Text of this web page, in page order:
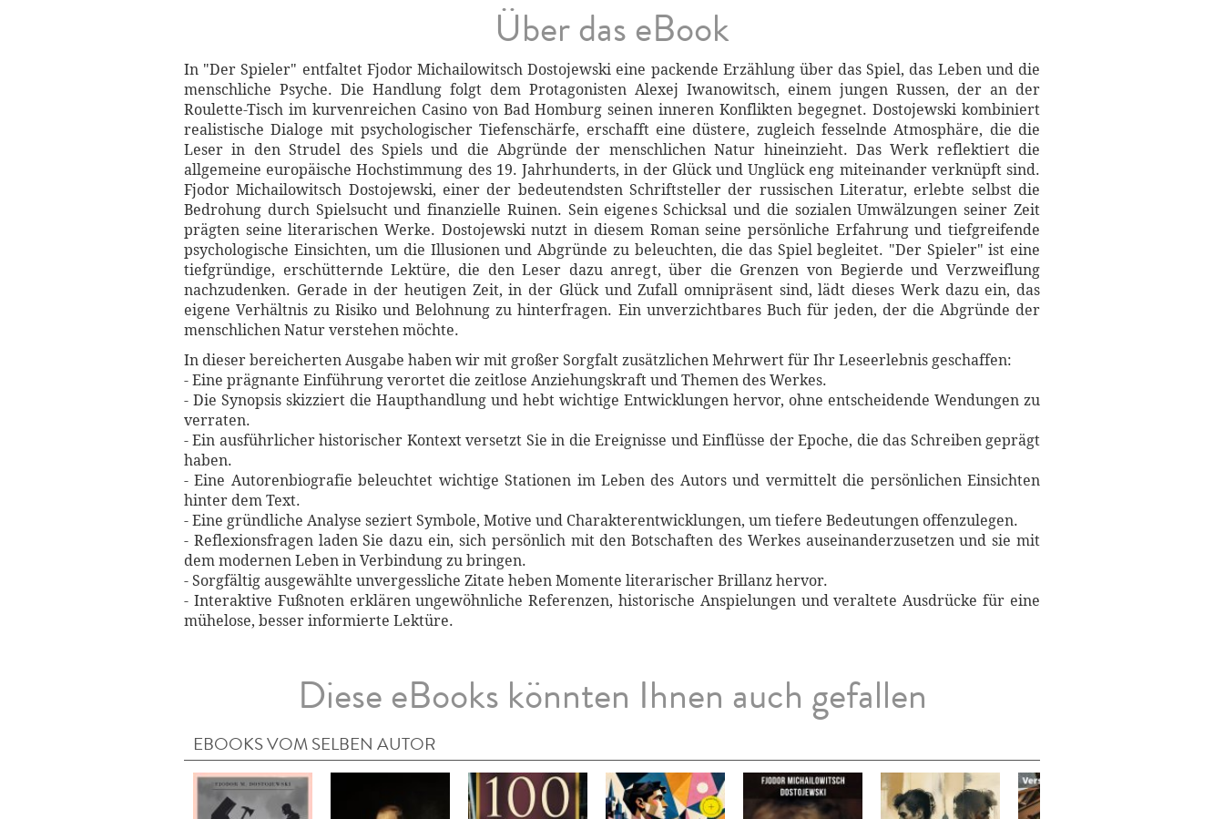
Über das eBook
In "Der Spieler" entfaltet Fjodor Michailowitsch Dostojewski eine packende Erzählung über das Spiel, das Leben und die
menschliche Psyche. Die Handlung folgt dem Protagonisten Alexej Iwanowitsch, einem jungen Russen, der an der
Roulette-Tisch im kurvenreichen Casino von Bad Homburg seinen inneren Konflikten begegnet. Dostojewski kombiniert
realistische Dialoge mit psychologischer Tiefenschärfe, erschafft eine düstere, zugleich fesselnde Atmosphäre, die die
Leser in den Strudel des Spiels und die Abgründe der menschlichen Natur hineinzieht. Das Werk reflektiert die
allgemeine europäische Hochstimmung des 19. Jahrhunderts, in der Glück und Unglück eng miteinander verknüpft sind.
Fjodor Michailowitsch Dostojewski, einer der bedeutendsten Schriftsteller der russischen Literatur, erlebte selbst die
Bedrohung durch Spielsucht und finanzielle Ruinen. Sein eigenes Schicksal und die sozialen Umwälzungen seiner Zeit
prägten seine literarischen Werke. Dostojewski nutzt in diesem Roman seine persönliche Erfahrung und tiefgreifende
psychologische Einsichten, um die Illusionen und Abgründe zu beleuchten, die das Spiel begleitet. "Der Spieler" ist eine
tiefgründige, erschütternde Lektüre, die den Leser dazu anregt, über die Grenzen von Begierde und Verzweiflung
nachzudenken. Gerade in der heutigen Zeit, in der Glück und Zufall omnipräsent sind, lädt dieses Werk dazu ein, das
eigene Verhältnis zu Risiko und Belohnung zu hinterfragen. Ein unverzichtbares Buch für jeden, der die Abgründe der
menschlichen Natur verstehen möchte.
In dieser bereicherten Ausgabe haben wir mit großer Sorgfalt zusätzlichen Mehrwert für Ihr Leseerlebnis geschaffen:
- Eine prägnante Einführung verortet die zeitlose Anziehungskraft und Themen des Werkes.
- Die Synopsis skizziert die Haupthandlung und hebt wichtige Entwicklungen hervor, ohne entscheidende Wendungen zu
verraten.
- Ein ausführlicher historischer Kontext versetzt Sie in die Ereignisse und Einflüsse der Epoche, die das Schreiben geprägt
haben.
- Eine Autorenbiografie beleuchtet wichtige Stationen im Leben des Autors und vermittelt die persönlichen Einsichten
hinter dem Text.
- Eine gründliche Analyse seziert Symbole, Motive und Charakterentwicklungen, um tiefere Bedeutungen offenzulegen.
- Reflexionsfragen laden Sie dazu ein, sich persönlich mit den Botschaften des Werkes auseinanderzusetzen und sie mit
dem modernen Leben in Verbindung zu bringen.
- Sorgfältig ausgewählte unvergessliche Zitate heben Momente literarischer Brillanz hervor.
- Interaktive Fußnoten erklären ungewöhnliche Referenzen, historische Anspielungen und veraltete Ausdrücke für eine
mühelose, besser informierte Lektüre.
Diese eBooks könnten Ihnen auch gefallen
EBOOKS VOM SELBEN AUTOR